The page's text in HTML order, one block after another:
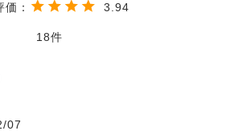
3.94
18
07